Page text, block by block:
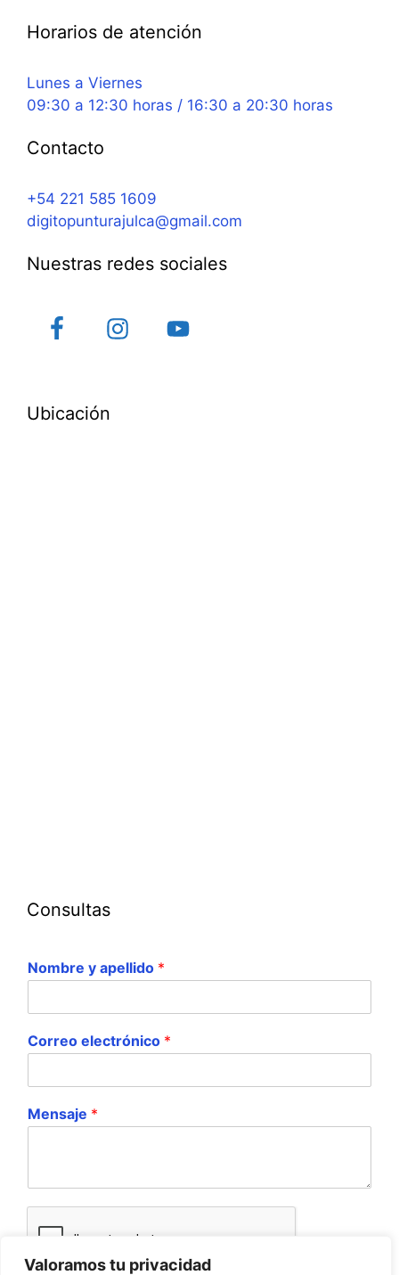
Valoramos tu privacidad
Horarios de atención
Lunes a Viernes
09:30 a 12:30 horas / 16:30 a 20:30 horas
Contacto
+54 221 585 1609
digitopunturajulca@gmail.com
Nuestras redes sociales
Ubicación
Consultas
Nombre y apellido *
Correo electrónico *
Mensaje *